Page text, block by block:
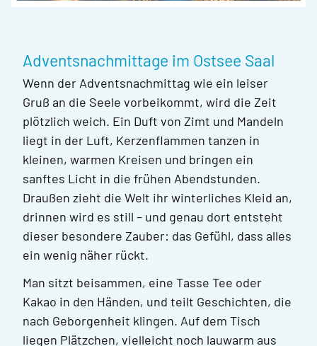
Adventsnachmittage im Ostsee Saal
Wenn der Adventsnachmittag wie ein leiser
Gruß an die Seele vorbeikommt, wird die Zeit
plötzlich weich. Ein Duft von Zimt und Mandeln
liegt in der Luft, Kerzenflammen tanzen in
kleinen, warmen Kreisen und bringen ein
sanftes Licht in die frühen Abendstunden.
Draußen zieht die Welt ihr winterliches Kleid an,
drinnen wird es still – und genau dort entsteht
dieser besondere Zauber: das Gefühl, dass alles
ein wenig näher rückt.
Man sitzt beisammen, eine Tasse Tee oder
Kakao in den Händen, und teilt Geschichten, die
nach Geborgenheit klingen. Auf dem Tisch
liegen Plätzchen, vielleicht noch lauwarm aus